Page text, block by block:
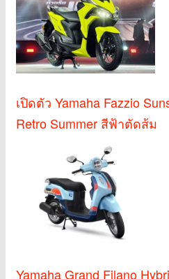
เปิดตัว Yamaha Fazzio
Retro Summer สีฟ้าตัดส้ม
Yamaha Grand Filano